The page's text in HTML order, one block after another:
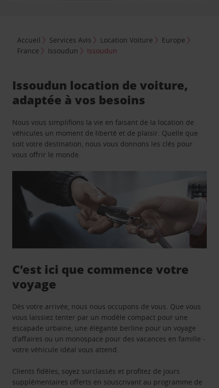
Accueil Services Avis Location Voiture
Europe
France
Issoudun Issoudun
Issoudun location de voiture,
adaptée à vos besoins
Nous vous simplifions la vie en faisant de la location de
véhicules un moment de liberté et de plaisir. Quelle que
soit votre destination, nous vous donnons les clés pour
vous offrir le monde.
C’est ici que commence votre
voyage
Dès votre arrivée, nous nous occupons de vous. Que vous
vous laissiez tenter par un modèle compact pour une
escapade urbaine, une élégante berline pour un voyage
d’affaires ou un monospace pour des vacances en famille -
votre véhicule idéal vous attend.
Clients fidèles, soyez surclassés et profitez de jours
supplémentaires offerts en souscrivant au programme de